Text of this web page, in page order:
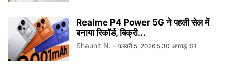
Realme P4 Power 5G ने पहली सेल में
बनाया रिकॉर्ड, बिक्री...
Shaunit N. - फ़रवरी 5, 2026 5:30 अपराह्न IST